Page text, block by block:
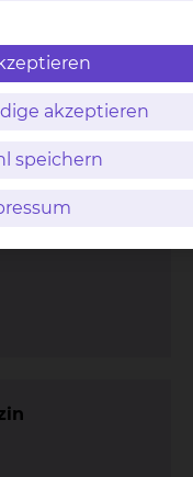
akzeptieren
speichern